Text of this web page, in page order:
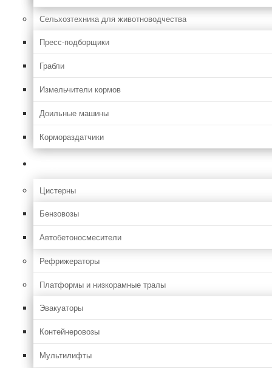
Сельхозтехника для животноводчества
Пресс-подборщики
Грабли
Измельчители кормов
Доильные машины
Кормораздатчики
Цистерны
Бензовозы
Автобетоносмесители
Рефрижераторы
Платформы и низкорамные тралы
Эвакуаторы
Контейнеровозы
Мультилифты